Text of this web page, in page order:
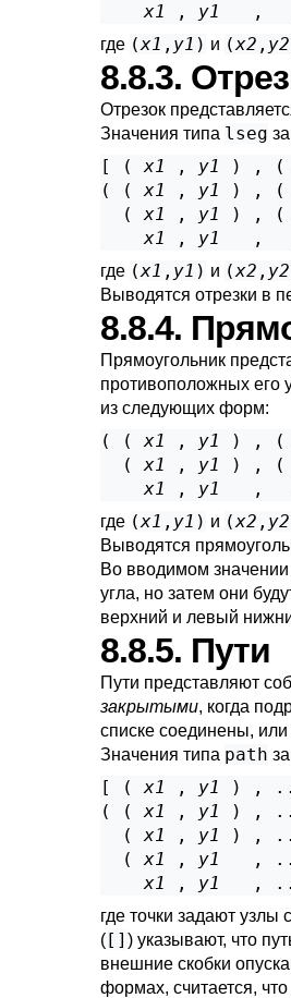
x1
, y1
где (x1 , y1 ) и (x2 , y2
8.8.3.
Отрезок
Значения типа lseg
[ ( x1 , y1 ) ,
( ( x1 , y1 ) ,
  (
x1 , y1 ) ,
x1
, y1
где (x1 , y1 ) и (x2 , y2
Выводятся отрезки в
8.8.4.
Прямоугольник
противоположных его
из следующих форм:
( ( x1 , y1 ) ,
  (
x1 , y1 ) ,
x1
, y1
где (x1 , y1 ) и (x2 , y2
Выводятся
Во вводимом
угла, но затем они
верхний и левый
8.8.5. Пути
Пути представляют
закрытыми, когда
списке соединены, или
Значения типа path
[ ( x1 , y1 ) ,
( ( x1 , y1 ) ,
  (
x1 , y1 ) ,
  (
x1 , y1
,
x1
, y1
,
где точки задают узлы
([] ) указывают, что
внешние скобки
формах, считается,